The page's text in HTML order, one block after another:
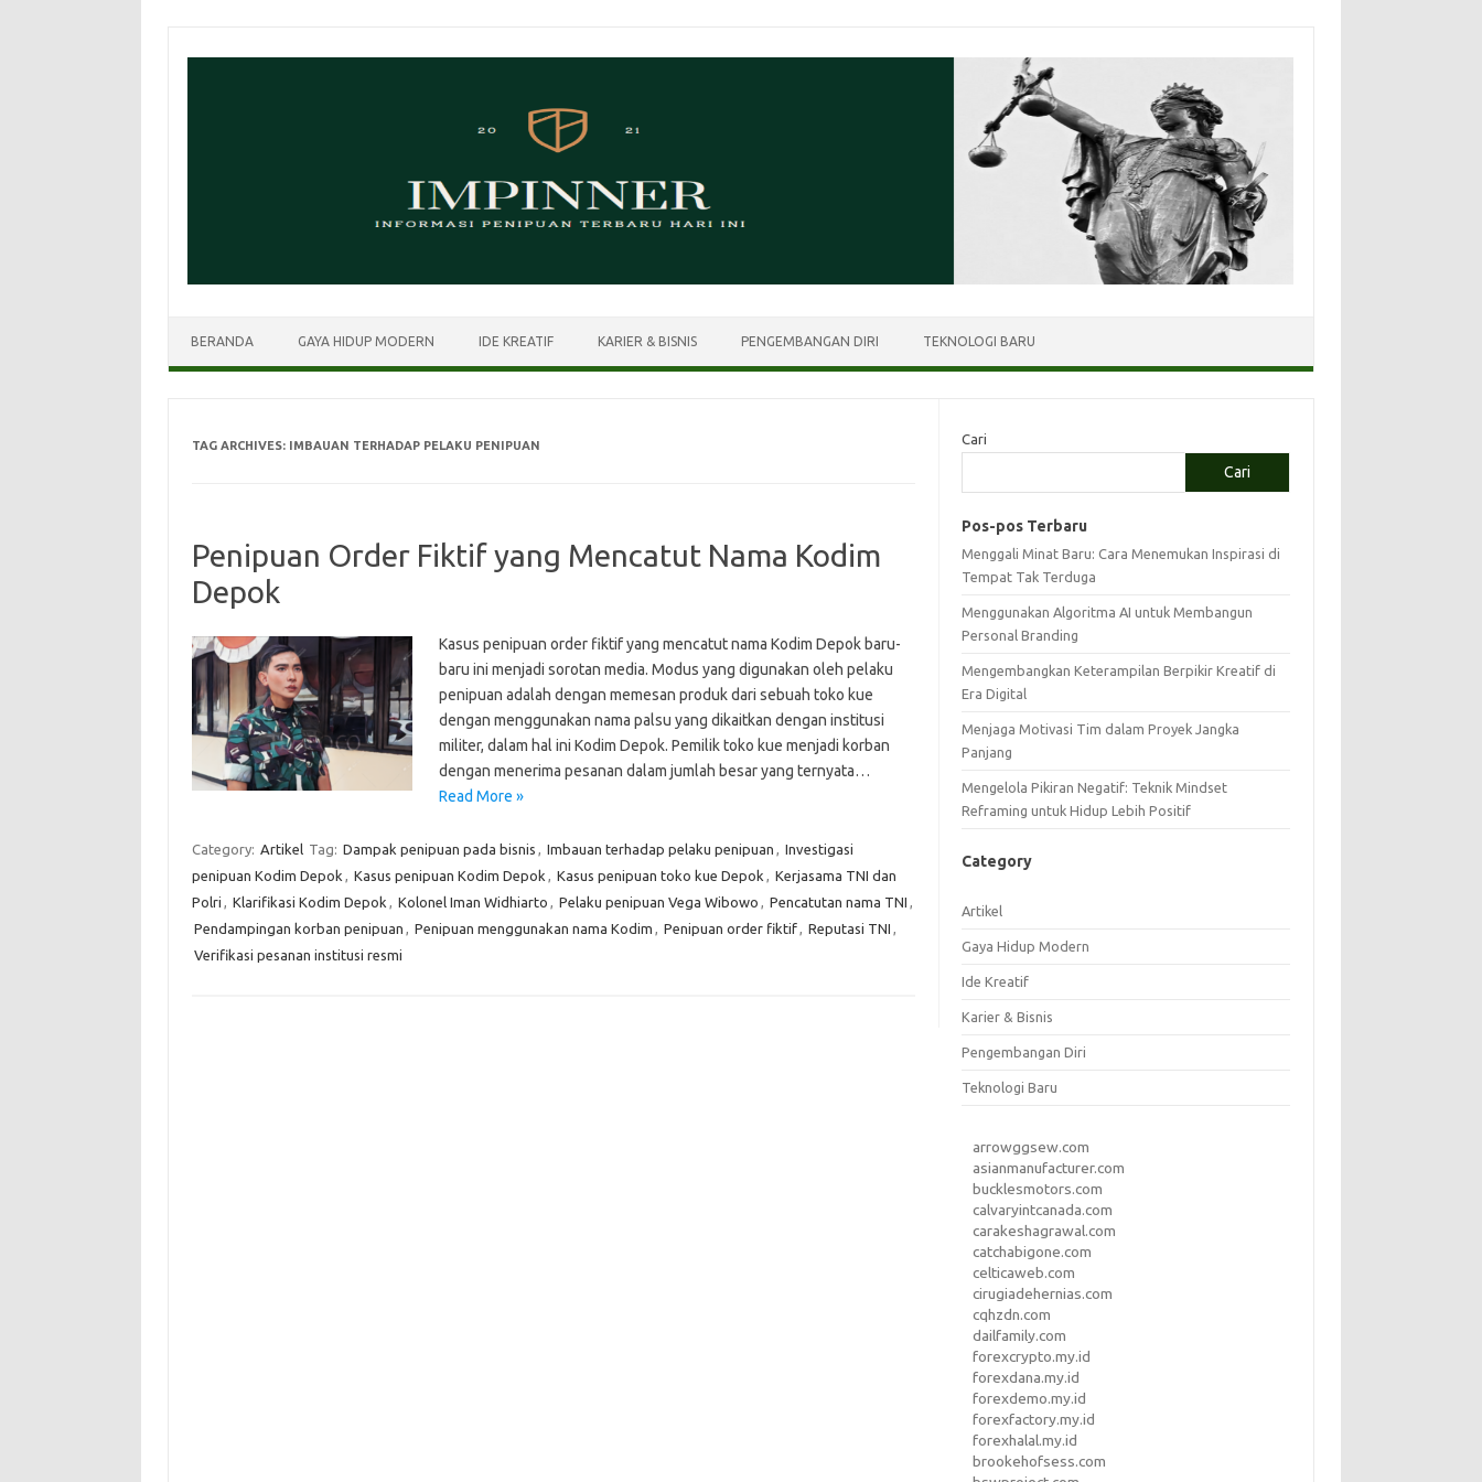
BERANDA GAYA HIDUP MODERN IDE KREATIF KARIER & BISNIS PENGEMBANGAN DIRI TEKNOLOGI BARU
TAG ARCHIVES: IMBAUAN TERHADAP PELAKU PENIPUAN
Penipuan Order Fiktif yang Mencatut Nama Kodim
Depok
Kasus penipuan order fiktif yang mencatut nama Kodim Depok baru-
baru ini menjadi sorotan media. Modus yang digunakan oleh pelaku
penipuan adalah dengan memesan produk dari sebuah toko kue
dengan menggunakan nama palsu yang dikaitkan dengan institusi
militer, dalam hal ini Kodim Depok. Pemilik toko kue menjadi korban
dengan menerima pesanan dalam jumlah besar yang ternyata…
Read More »
Category: Artikel Tag: Dampak penipuan pada bisnis Imbauan terhadap pelaku penipuan
Investigasi
penipuan Kodim Depok
Kasus penipuan Kodim Depok Kasus penipuan toko kue Depok
Kerjasama TNI dan
Polri
Klarifikasi Kodim Depok Kolonel Iman Widhiarto Pelaku penipuan Vega Wibowo Pencatutan nama TNI
Pendampingan korban penipuan
Penipuan menggunakan nama Kodim Penipuan order fiktif Reputasi TNI
Verifikasi pesanan institusi resmi
Cari
Cari
Pos-pos Terbaru
Menggali Minat Baru: Cara Menemukan Inspirasi di
Tempat Tak Terduga
Menggunakan Algoritma AI untuk Membangun
Personal Branding
Mengembangkan Keterampilan Berpikir Kreatif di
Era Digital
Menjaga Motivasi Tim dalam Proyek Jangka
Panjang
Mengelola Pikiran Negatif: Teknik Mindset
Reframing untuk Hidup Lebih Positif
Category
Artikel
Gaya Hidup Modern
Ide Kreatif
Karier & Bisnis
Pengembangan Diri
Teknologi Baru
arrowggsew.com
asianmanufacturer.com
bucklesmotors.com
calvaryintcanada.com
carakeshagrawal.com
catchabigone.com
celticaweb.com
cirugiadehernias.com
cqhzdn.com
dailfamily.com
forexcrypto.my.id
forexdana.my.id
forexdemo.my.id
forexfactory.my.id
forexhalal.my.id
brookehofsess.com